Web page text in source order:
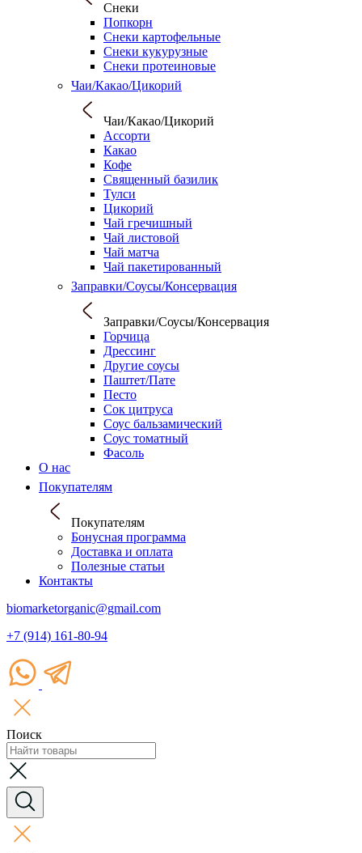
Снеки
Попкорн
Снеки картофельные
Снеки кукурузные
Снеки протеиновые
Чаи/Какао/Цикорий
Чаи/Какао/Цикорий
Ассорти
Какао
Кофе
Священный базилик
Тулси
Цикорий
Чай гречишный
Чай листовой
Чай матча
Чай пакетированный
Заправки/Соусы/Консервация
Заправки/Соусы/Консервация
Горчица
Дрессинг
Другие соусы
Паштет/Пате
Песто
Сок цитруса
Соус бальзамический
Соус томатный
Фасоль
О нас
Покупателям
Покупателям
Бонусная программа
Доставка и оплата
Полезные статьи
Контакты
biomarketorganic@gmail.com
+7 (914) 161-80-94
Поиск